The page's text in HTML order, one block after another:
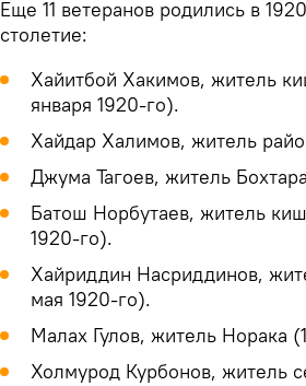
Еще 11 ветеранов родились в
столетие:
Хайитбой Хакимов, житель
января 1920-го).
Хайдар Халимов, житель
Джума Тагоев, житель
Батош Норбутаев, житель
1920-го).
Хайриддин Насриддинов,
мая 1920-го).
Малах Гулов, житель Норака
Холмурод Курбонов, житель